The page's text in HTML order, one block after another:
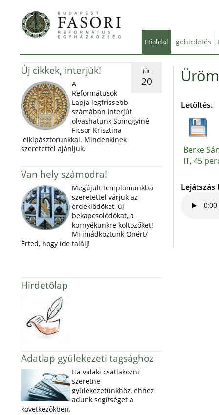
Főoldal Igehirdetés
JÚL
20
Új cikkek, interjúk!
A
Reformátusok
Lapja legfrissebb
számában interjút
olvashatunk Somogyiné
Ficsor Krisztina
lelkipásztorunkkal. Mindenkinek
szeretettel ajánljuk.
Van hely számodra!
Megújult templomunkba
szeretettel várjuk az
érdeklődőket, új
bekapcsolódókat, a
környékünkre költözőket!
Mi imádkoztunk Önért/
Érted, hogy ide találj!
Hirdetőlap
Adatlap gyülekezeti tagsághoz
Ha valaki csatlakozni
szeretne
gyülekezetünkhöz, ehhez
adunk segítséget a
következőkben.
Letöltés:
Berke
IT, 45
Lejátszás